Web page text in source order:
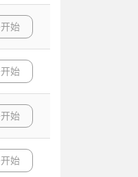
始
始
始
始